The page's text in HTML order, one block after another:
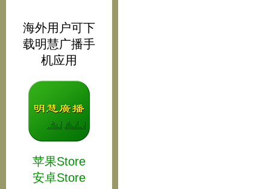
海外用户可下
载明慧广播手
机应用
苹果Store
安卓Store